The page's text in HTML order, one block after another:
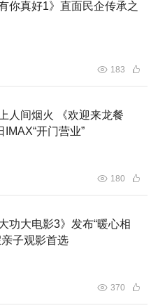
片。
你真好1》直面民企传承之
183
人间烟火 《欢迎来龙餐
开门营业”
180
功大电影3》发布“暖心相
子观影首选
370